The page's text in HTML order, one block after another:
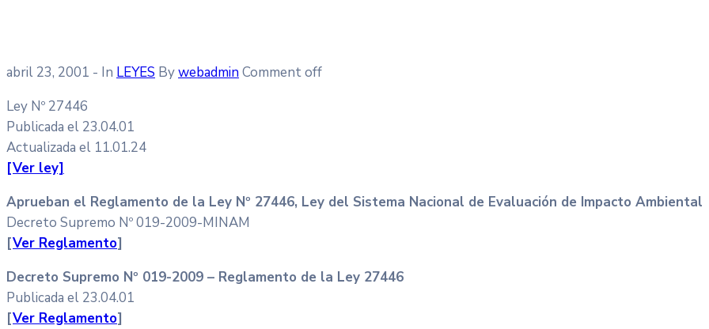
abril 23, 2001 - In LEYES BywebadminComment off
Ley Nº 27446
Publicada el 23.04.01
Actualizada el 11.01.24
[Ver ley]
Aprueban el Reglamento de la Ley Nº 27446, Ley del Sistema Nacional de Evaluación de Impacto Ambiental
Decreto Supremo Nº 019-2009-MINAM
[Ver Reglamento]
Decreto Supremo Nº 019-2009 – Reglamento de la Ley 27446
Publicada el 23.04.01
[Ver Reglamento]